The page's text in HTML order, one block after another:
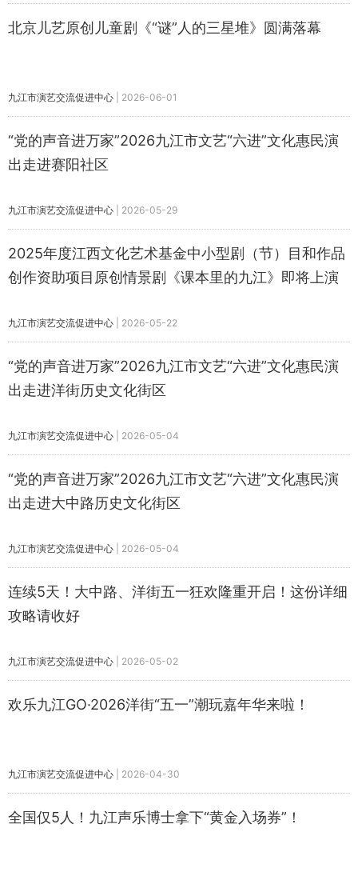
北京儿艺原创儿童剧《“谜”人的三星堆》圆满落幕
九江市演艺交流促进中心 2026-06-01
“党的声音进万家”2026九江市文艺“六进”文化惠民演
出走进赛阳社区
九江市演艺交流促进中心 2026-05-29
2025年度江西文化艺术基金中小型剧（节）目和作品
创作资助项目原创情景剧《课本里的九江》即将上演
九江市演艺交流促进中心 2026-05-22
“党的声音进万家”2026九江市文艺“六进”文化惠民演
出走进洋街历史文化街区
九江市演艺交流促进中心 2026-05-04
“党的声音进万家”2026九江市文艺“六进”文化惠民演
出走进大中路历史文化街区
九江市演艺交流促进中心 2026-05-04
连续5天！大中路、洋街五一狂欢隆重开启！这份详细
攻略请收好
九江市演艺交流促进中心 2026-05-02
欢乐九江GO·2026洋街“五一”潮玩嘉年华来啦！
九江市演艺交流促进中心 2026-04-30
全国仅5人！九江声乐博士拿下“黄金入场券”！